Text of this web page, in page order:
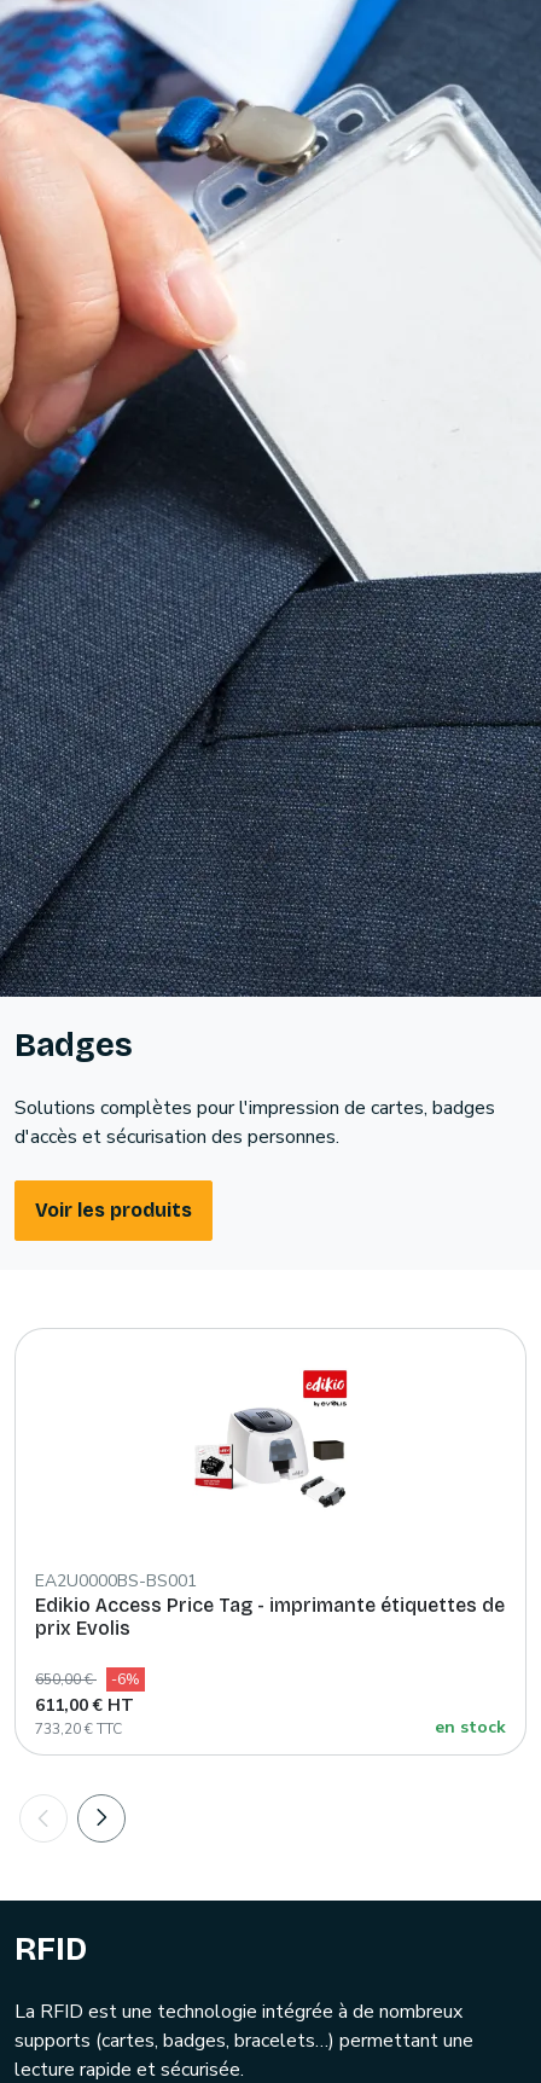
Badges
Solutions complètes pour l'impression de cartes, badges
d'accès et sécurisation des personnes.
Voir les produits
EA2U0000BS-BS001
Edikio Access Price Tag - imprimante étiquettes de
prix Evolis
650,00 € -6%
611,00 € HT
733,20 € TTC en stock
RFID
La RFID est une technologie intégrée à de nombreux
supports (cartes, badges, bracelets…) permettant une
lecture rapide et sécurisée.